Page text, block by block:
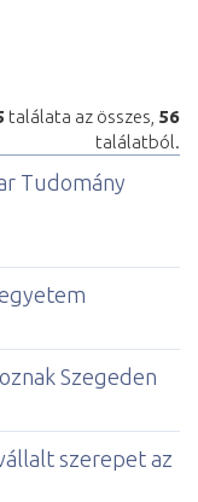
találata az összes, 56
találatból.
Tudomány
Szegeden
szerepet az